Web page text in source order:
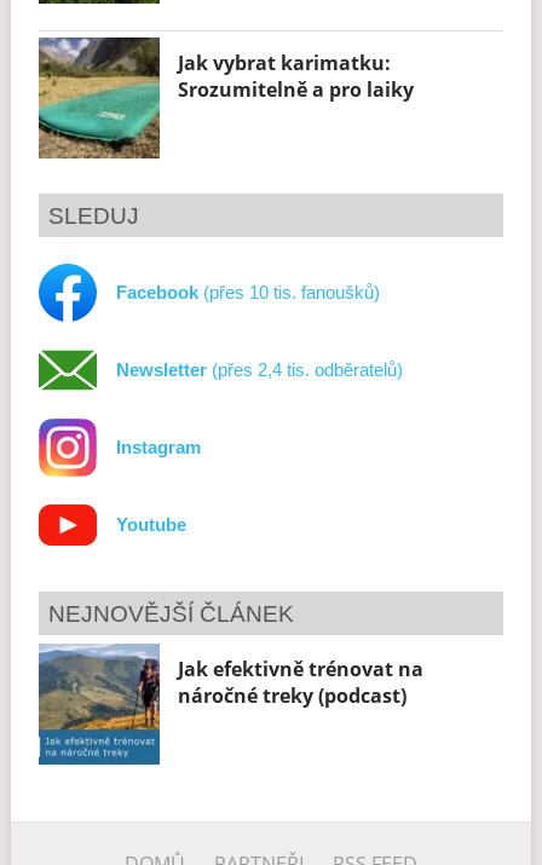
Jak vybrat karimatku:
Srozumitelně a pro laiky
SLEDUJ
Facebook (přes 10 tis. fanoušků)
Newsletter (přes 2,4 tis. odběratelů)
Instagram
Youtube
NEJNOVĚJŠÍ ČLÁNEK
Jak efektivně trénovat na
náročné treky (podcast)